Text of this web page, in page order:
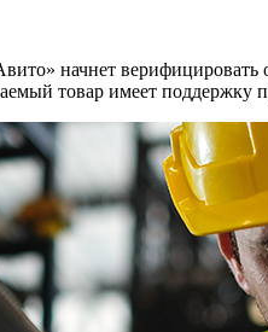
начнет
товар имеет